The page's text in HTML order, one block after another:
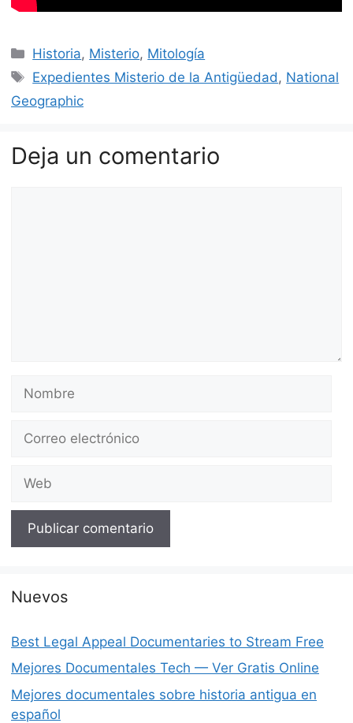
Categorías
Historia, Misterio, Mitología
Etiquetas
Expedientes Misterio de la Antigüedad , National
Geographic
Deja un comentario
electrónico
Nuevos
Best Legal Appeal Documentaries to Stream Free
Mejores Documentales Tech — Ver Gratis Online
Mejores documentales sobre historia antigua en
español